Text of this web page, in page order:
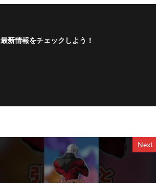
最新情報をチェックしよう！
Next